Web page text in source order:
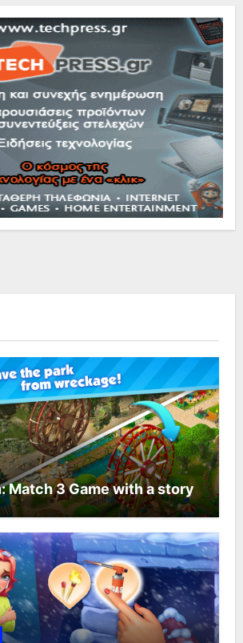
Match 3 Game with a story